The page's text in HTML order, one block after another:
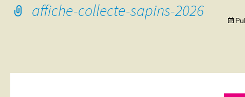
affiche-collecte-sapins-2026